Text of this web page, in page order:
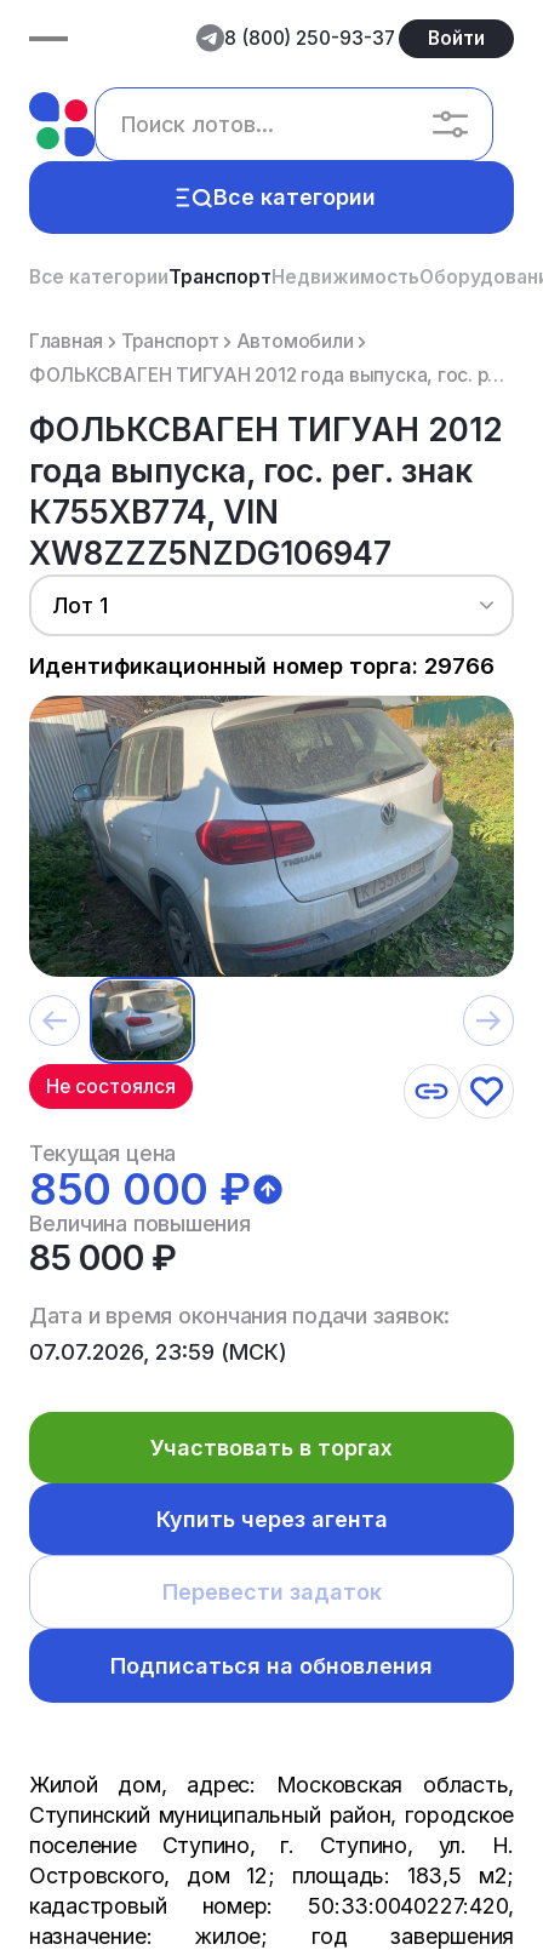
8 (800) 250-93-37 Войти
Все категории
Все категорииТранспортНедвижимость
Главная Транспорт
Автомобили
ФОЛЬКСВАГЕН ТИГУАН 2012 года выпуска, гос. рег. знак К755ХВ774, VIN XW8ZZZ5NZDG106947
ФОЛЬКСВАГЕН ТИГУАН 2012
года выпуска, гос. рег. знак
К755ХВ774, VIN
XW8ZZZ5NZDG106947
Лот 1
Идентификационный номер торга: 29766
Не состоялся
Текущая цена
850 000 ₽
Величина повышения
85 000 ₽
Дата и время окончания подачи заявок:
07.07.2026, 23:59 (МСК)
Участвовать в торгах
Купить через агента
Перевести задаток
Подписаться на обновления
Жилой дом, адрес: Московская область,
Ступинский муниципальный район, городское
поселение Ступино, г. Ступино, ул. Н.
Островского, дом 12; площадь: 183,5 м2;
кадастровый номер: 50:33:0040227:420,
назначение: жилое; год завершения